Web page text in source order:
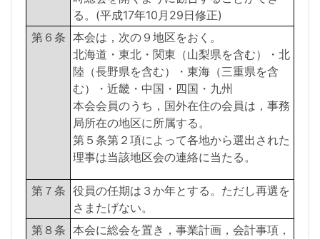
る。(平成17年10月29日修正)
第６条 本会は，次の９地区をおく。
北海道・東北・関東（山梨県を含む）・北
陸（長野県を含む）・東海（三重県を含
む）・近畿・中国・四国・九州
本会会員のうち，国外在住の会員は，事務
局所在の地区に所属する。
第５条第２項によって各地から選出された
理事は当該地区会の連絡に当たる。
第７条 役員の任期は３か年とする。ただし再選を
さまたげない。
第８条 本会に総会を置き，事業計画，会計事項，